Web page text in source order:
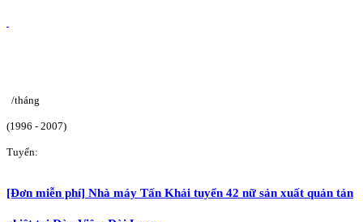
/tháng
(1996 - 2007)
Tuyển:
[Đơn miễn phí] Nhà máy Tấn Khải tuyển 42 nữ sản xuất quản tản